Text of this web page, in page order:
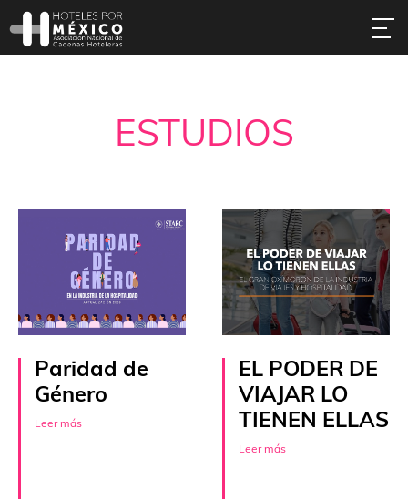
ESTUDIOS
Paridad de
Género
Leer más
EL PODER DE
VIAJAR LO
TIENEN ELLAS
Leer más